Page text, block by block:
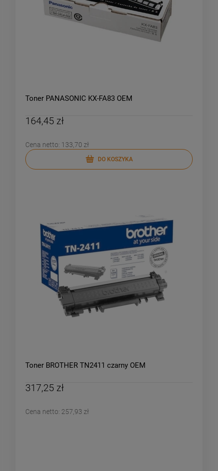
Toner PANASONIC KX-FA83 OEM
164,45 zł
Cena netto: 133,70 zł
DO KOSZYKA
Toner BROTHER TN2411 czarny OEM
317,25 zł
Cena netto: 257,93 zł